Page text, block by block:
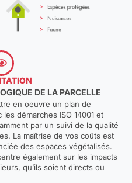
DE LA PARCELLE
en oeuvre un plan de
démarches ISO 14001 et
par un suivi de la qualité
La maîtrise de vos coûts est
des espaces végétalisés.
également sur les impacts
qu’ils soient directs ou